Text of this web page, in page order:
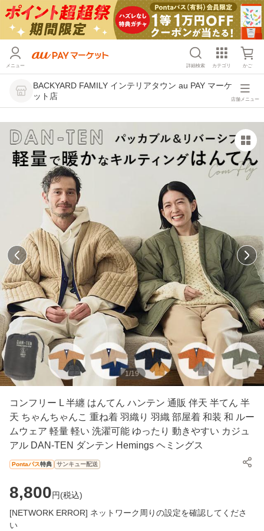
メニュー 詳細検索 カテゴリ かご
BACKYARD FAMILY インテリアタウン au PAY マーケ
ット店
店舗メニュー
1/19
コンフリー L 半纏 はんてん ハンテン 通販 伴天 半てん 半
天 ちゃんちゃんこ 重ね着 羽織り 羽織 部屋着 和装 和 ルー
ムウェア 軽量 軽い 洗濯可能 ゆったり 動きやすい カジュ
アル DAN-TEN ダンテン Hemings ヘミングス
Pontaパス特典 サンキュー配送
8,800円(税込)
[NETWORK ERROR] ネットワーク周りの設定を確認してくださ
い